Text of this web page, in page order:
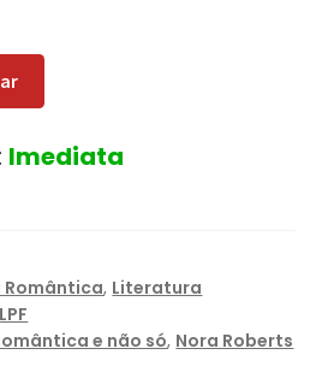
Imediata
, Literatura
LPF
e não só, Nora Roberts